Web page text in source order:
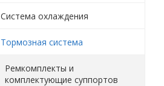
Система охлаждения
Тормозная система
Ремкомплекты и
комплектующие суппортов